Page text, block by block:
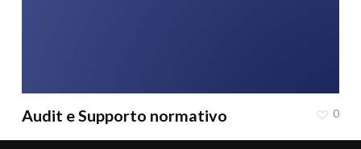
Audit e Supporto normativo 0